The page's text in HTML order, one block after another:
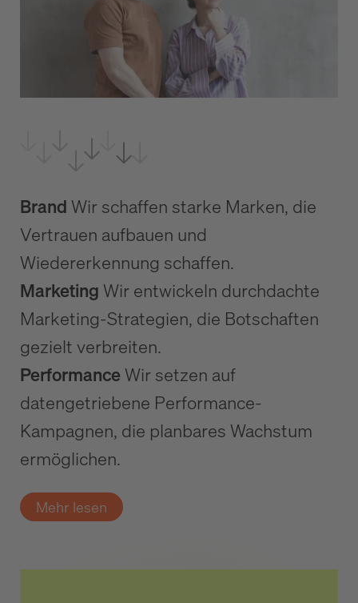
Brand Wir schaffen starke Marken, die
Vertrauen aufbauen und
Wiedererkennung schaffen.
Marketing Wir entwickeln durchdachte
Marketing-Strategien, die Botschaften
gezielt verbreiten.
Performance Wir setzen auf
datengetriebene Performance-
Kampagnen, die planbares Wachstum
ermöglichen.
Mehr lesen